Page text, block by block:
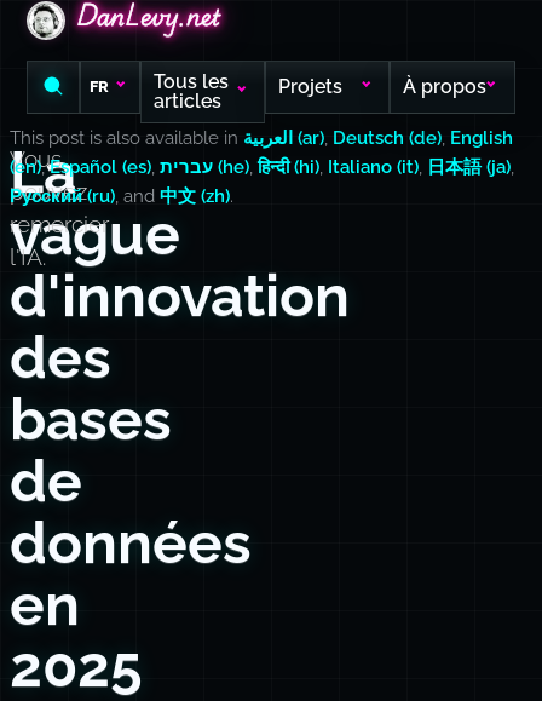
DanLevy.net
DanLevy.net
DanLevy.net
FR
Tous les
articles
Projets À propos
La
vague
d'innovation
des
bases
de
données
en
2025
Vous
pouvez
remercier
l'IA.
This post is also available in العربية (ar), Deutsch (de), English
(en),Español (es), עברית (he),हिन्दी (hi), Italiano (it), 日本語 (ja),
Русский (ru), and 中文 (zh).